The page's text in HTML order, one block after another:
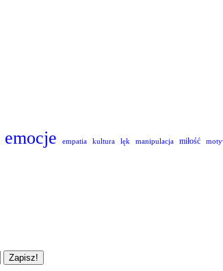
emocje empatia kultura lęk manipulacja miłość